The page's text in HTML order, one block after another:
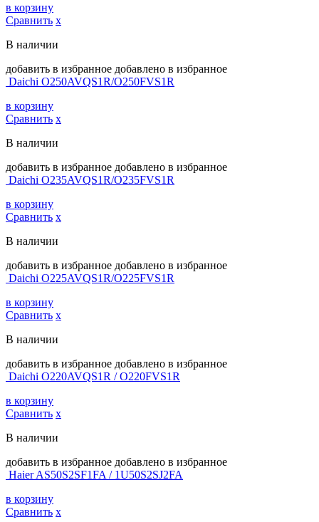
в корзину
Сравнить х
В наличии
добавить в избранное добавлено в избранное
Daichi O250AVQS1R/O250FVS1R
в корзину
Сравнить х
В наличии
добавить в избранное добавлено в избранное
Daichi O235AVQS1R/O235FVS1R
в корзину
Сравнить х
В наличии
добавить в избранное добавлено в избранное
Daichi O225AVQS1R/O225FVS1R
в корзину
Сравнить х
В наличии
добавить в избранное добавлено в избранное
Daichi O220AVQS1R / O220FVS1R
в корзину
Сравнить х
В наличии
добавить в избранное добавлено в избранное
Haier AS50S2SF1FA / 1U50S2SJ2FA
в корзину
Сравнить х